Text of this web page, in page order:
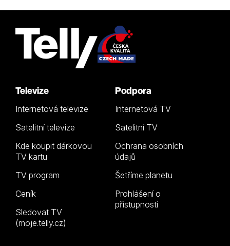
Televize
Internetová televize
Satelitní televize
Kde koupit dárkovou
TV kartu
TV program
Ceník
Sledovat TV
(moje.telly.cz)
Podpora
Internetová TV
Satelitní TV
Ochrana osobních
údajů
Šetříme planetu
Prohlášení o
přístupnosti